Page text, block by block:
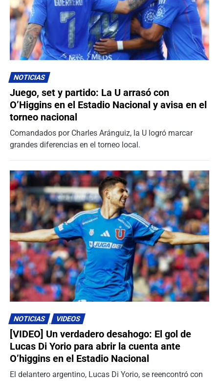
NOTICIAS
Juego, set y partido: La U arrasó con
O’Higgins en el Estadio Nacional y avisa en el
torneo nacional
Comandados por Charles Aránguiz, la U logró marcar
grandes diferencias en el torneo local.
NOTICIAS VIDEOS
[VIDEO] Un verdadero desahogo: El gol de
Lucas Di Yorio para abrir la cuenta ante
O’higgins en el Estadio Nacional
El delantero argentino, Lucas Di Yorio, se reencontró con